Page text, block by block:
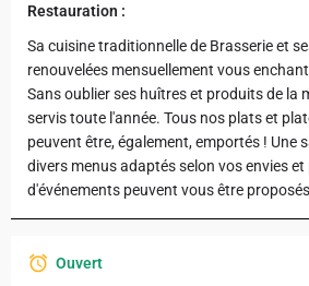
Restauration :
Sa cuisine traditionnelle de Brasserie et
renouvelées mensuellement vous
Sans oublier ses huîtres et produits de la
servis toute l'année. Tous nos plats et
peuvent être, également, emportés ! Une
divers menus adaptés selon vos envies
d'événements peuvent vous être
Ouvert